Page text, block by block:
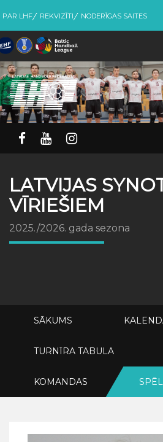
PAR LHF REKVIZĪTI NODERĪGAS SAITES
LATVIJAS
VĪRIEŠIEM
2025./2026. gada sezona
SĀKUMS
TURNĪRA TABULA
KOMANDAS